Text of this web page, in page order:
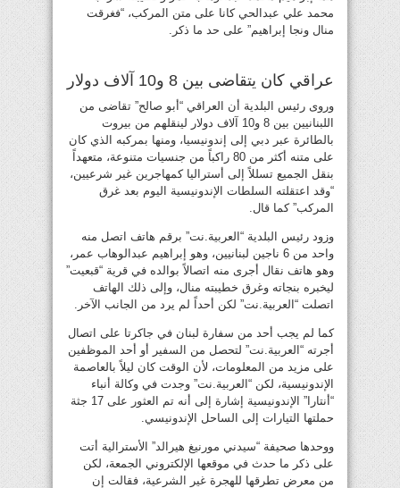
محمد علي عبدالحي كانا على متن المركب، “فغرقت
منال ونجا إبراهيم” على حد ما ذكر.
عراقي كان يتقاضى بين 8 و10 آلاف دولار
وروى رئيس البلدية أن العراقي “أبو صالح” تقاضى من
اللبنانيين بين 8 و10 آلاف دولار لينقلهم من بيروت
بالطائرة عبر دبي إلى إندونيسيا، ومنها بمركبه الذي كان
على متنه أكثر من 80 راكباً من جنسيات متنوعة، متعهداً
بنقل الجميع تسللاً إلى أستراليا كمهاجرين غير شرعيين،
“وقد اعتقلته السلطات الإندونيسية اليوم بعد غرق
المركب” كما قال.
وزود رئيس البلدية “العربية.نت” برقم هاتف اتصل منه
واحد من 6 ناجين لبنانيين، وهو إبراهيم عبدالوهاب عمر،
وهو هاتف نقال أجرى منه اتصالاً بوالده في قرية “قبعيت”
ليخبره بنجاته وغرق خطيبته منال، وإلى ذلك الهاتف
اتصلت “العربية.نت” لكن أحداً لم يرد من الجانب الآخر.
كما لم يجب أحد من سفارة لبنان في جاكرتا على اتصال
أجرته “العربية.نت” لتحصل من السفير أو أحد الموظفين
على مزيد من المعلومات، لأن الوقت كان ليلاً بالعاصمة
الإندونيسية، لكن “العربية.نت” وجدت في وكالة أنباء
“أنتارا” الإندونيسية إشارة إلى أنه تم العثور على 17 جثة
حملتها التيارات إلى الساحل الإندونيسي.
ووحدها صحيفة “سيدني مورنيغ هيرالد” الأسترالية أتت
على ذكر ما حدث في موقعها الإلكتروني الجمعة، لكن
من معرض تطرقها للهجرة غير الشرعية، فقالت إن